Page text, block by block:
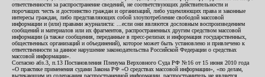
ответственности за распространение сведений, не соответствующих действительности и
порочащих честь и достоинство граждан и организаций, либо ущемляющих права и законные
интересы граждан, либо представляющих собой злоупотребление свободой массовой
информации и (или) правами журналиста: ...если они являются дословным воспроизведением
сообщений и материалов или их фрагментов, распространенных другим средством массовой
информации (а также сообщения, переданные в пресс-релизах и информация государственных,
общественных организаций и объединений), которое может быть установлено и привлечено к
ответственности за данное нарушение законодательства Российской Федерации о средствах
массовой информации».
Согласно абз.3, п.13 Постановления Пленума Верховного Суда РФ №16 от 15 июня 2010 года
«О практике применения судами Закона РФ «О средствах массовой информации», «по делам,
вытекающим из содержания распространенной информации, распространитель не является